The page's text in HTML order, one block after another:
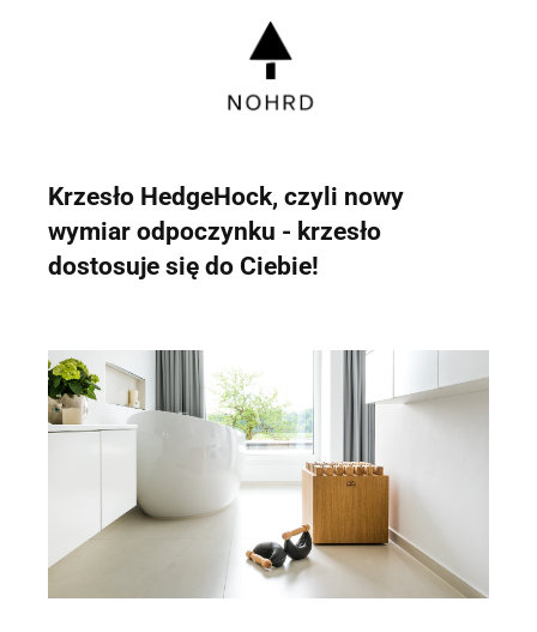
Dane będą przechowywane do czasu udzielenia odpowiedzi na
zapytanie lub cofnięcia zgody. Osobie, której dane dotyczą,
przysługuje prawo dostępu do swoich danych, ich sprostowania,
żądania zaprzestania przetwarzania, usunięcia, ograniczenia
Krzesło HedgeHock, czyli nowy
wymiar odpoczynku - krzesło
dostosuje się do Ciebie!